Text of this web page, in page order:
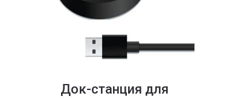
Док-станция для